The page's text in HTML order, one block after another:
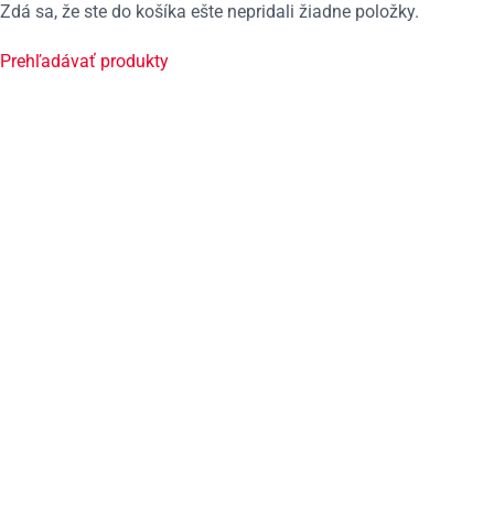
Zdá sa, že ste do košíka ešte nepridali žiadne položky.
Prehľadávať produkty